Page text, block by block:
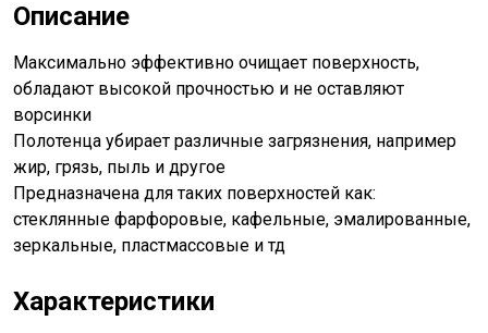
Описание
Максимально эффективно очищает поверхность,
обладают высокой прочностью и не оставляют
ворсинки
Полотенца убирает различные загрязнения, например
жир, грязь, пыль и другое
Предназначена для таких поверхностей как:
стеклянные фарфоровые, кафельные, эмалированные,
зеркальные, пластмассовые и тд
Характеристики